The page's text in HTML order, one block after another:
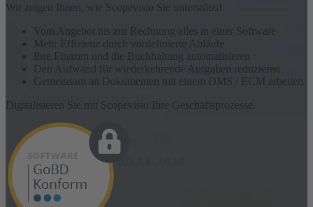
Wir zeigen Ihnen, wie Scopevisio Sie unterstützt!
Vom Angebot bis zur Rechnung alles in einer Software
Mehr Effizienz durch vordefinierte Abläufe
Ihre Finazen und die Buchhaltung automatisieren
Den Aufwand für wiederkehrende Aufgaben reduzieren
Gemeinsam an Dokumenten mit einem DMS / ECM arbeiten
Digitalisieren Sie mit Scopevisio Ihre Geschäftsprozesse.